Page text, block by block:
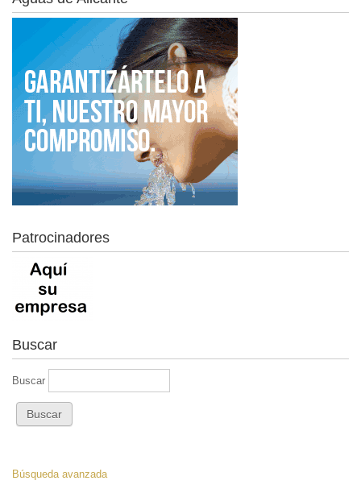
Patrocinadores
Buscar
Buscar
Búsqueda avanzada